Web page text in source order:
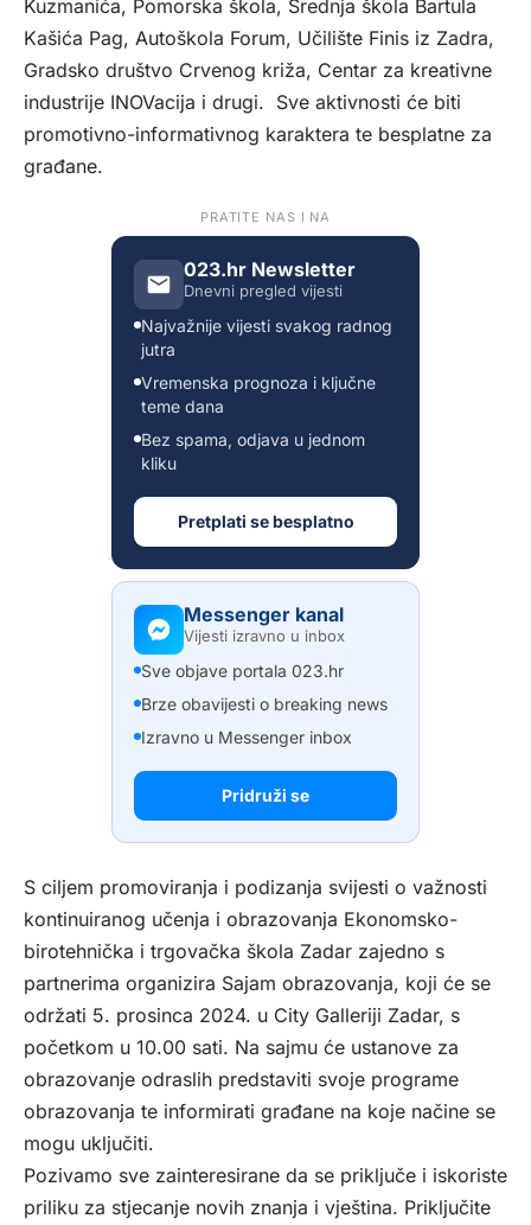
Kuzmanića, Pomorska škola, Srednja škola Bartula
Kašića Pag, Autoškola Forum, Učilište Finis iz Zadra,
Gradsko društvo Crvenog križa, Centar za kreativne
industrije INOVacija i drugi. Sve aktivnosti će biti
promotivno-informativnog karaktera te besplatne za
građane.
PRATITE NAS I NA
023.hr Newsletter
Dnevni pregled vijesti
Najvažnije vijesti svakog radnog
jutra
Vremenska prognoza i ključne
teme dana
Bez spama, odjava u jednom
kliku
Pretplati se besplatno
Messenger kanal
Vijesti izravno u inbox
Sve objave portala 023.hr
Brze obavijesti o breaking news
Izravno u Messenger inbox
Pridruži se
S ciljem promoviranja i podizanja svijesti o važnosti
kontinuiranog učenja i obrazovanja Ekonomsko-
birotehnička i trgovačka škola Zadar zajedno s
partnerima organizira Sajam obrazovanja, koji će se
održati 5. prosinca 2024. u City Galleriji Zadar, s
početkom u 10.00 sati. Na sajmu će ustanove za
obrazovanje odraslih predstaviti svoje programe
obrazovanja te informirati građane na koje načine se
mogu uključiti.
Pozivamo sve zainteresirane da se priključe i iskoriste
priliku za stjecanje novih znanja i vještina. Priključite